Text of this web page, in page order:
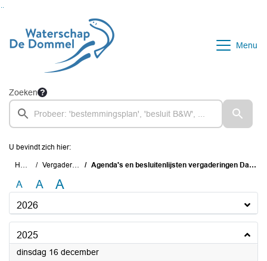
Menu
Zoeken
U bevindt zich hier:
Home Vergaderingen Agenda's en besluitenlijsten vergaderingen Dagelijks Bestuur
A A A
2026
2025
dinsdag 16 december2025